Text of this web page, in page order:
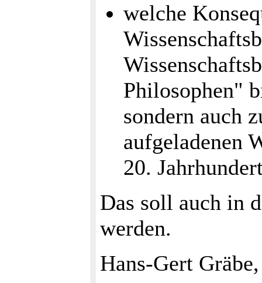
welche
Philosophen"
sondern auch
aufgeladenen
20.
Das soll auch in
werden.
Hans-Gert